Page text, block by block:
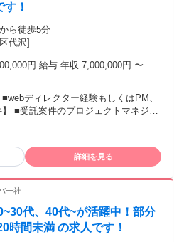
！
ら徒歩5分
代沢]
円 給与 年収 7,000,000円 〜
ディレクター経験もしくはPM、
い技術の習得意欲
詳細を見る
ー社
代、40代~が活躍中！部分
時間未満 の求人です！